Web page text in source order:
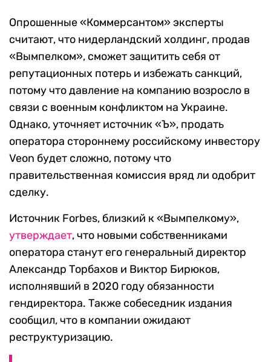
Опрошенные «Коммерсантом» эксперты
считают, что нидерландский холдинг, продав
«Вымпелком», сможет защитить себя от
репутационных потерь и избежать санкций,
потому что давление на компанию возросло в
связи с военным конфликтом на Украине.
Однако, уточняет источник «Ъ», продать
оператора стороннему российскому инвестору
Veon будет сложно, потому что
правительственная комиссия вряд ли одобрит
сделку.
Источник Forbes, близкий к «Вымпелкому»,
утверждает, что новыми собственниками
оператора станут его генеральный директор
Александр Торбахов и Виктор Бирюков,
исполнявший в 2020 году обязанности
гендиректора. Также собеседник издания
сообщил, что в компании ожидают
реструктуризацию.